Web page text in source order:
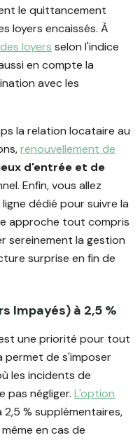
le quittancement
loyers encaissés. À
loyers selon l'indice
en compte la
avec les
la relation locataire au
renouvellement de
d'entrée et de
Enfin, vous allez
dédié pour suivre la
approche tout compris
sereinement la gestion
surprise en fin de
Impayés) à 2,5 %
une priorité pour tout
permet de s'imposer
les incidents de
pas négliger. L'option
% supplémentaires,
en cas de